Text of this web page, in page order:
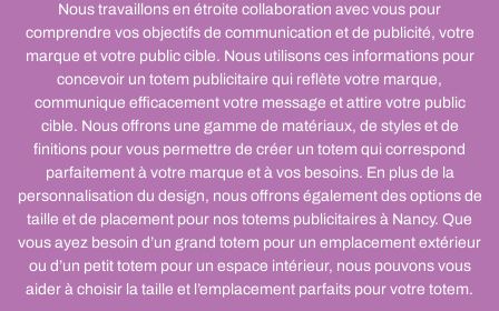
Nous travaillons en étroite collaboration avec vous pour
comprendre vos objectifs de communication et de publicité, votre
marque et votre public cible. Nous utilisons ces informations pour
concevoir un totem publicitaire qui reflète votre marque,
communique efficacement votre message et attire votre public
cible. Nous offrons une gamme de matériaux, de styles et de
finitions pour vous permettre de créer un totem qui correspond
parfaitement à votre marque et à vos besoins. En plus de la
personnalisation du design, nous offrons également des options de
taille et de placement pour nos totems publicitaires à Nancy. Que
vous ayez besoin d’un grand totem pour un emplacement extérieur
ou d’un petit totem pour un espace intérieur, nous pouvons vous
aider à choisir la taille et l’emplacement parfaits pour votre totem.